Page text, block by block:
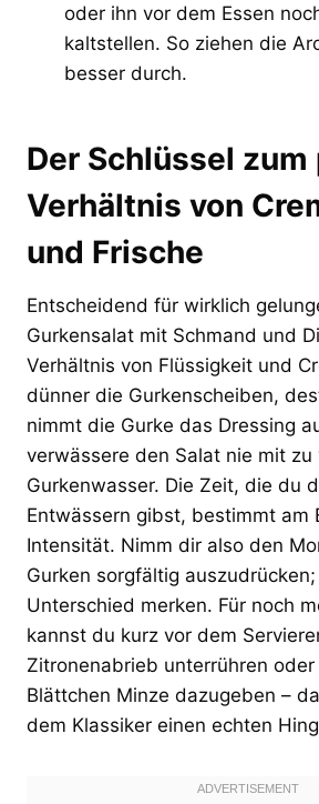
oder ihn vor dem Essen
kaltstellen. So ziehen die
besser durch.
Der Schlüssel
Verhältnis von
und Frische
Entscheidend für wirklich
Gurkensalat mit Schmand und
Verhältnis von Flüssigkeit und
dünner die Gurkenscheiben,
nimmt die Gurke das Dressing
verwässere den Salat nie mit zu
Gurkenwasser. Die Zeit, die du
Entwässern gibst, bestimmt am
Intensität. Nimm dir also den
Gurken sorgfältig
Unterschied merken. Für noch
kannst du kurz vor dem
Zitronenabrieb unterrühren oder
Blättchen Minze dazugeben –
dem Klassiker einen echten